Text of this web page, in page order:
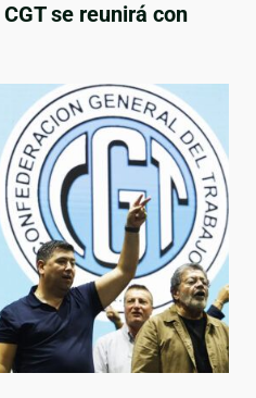
se reunirá con